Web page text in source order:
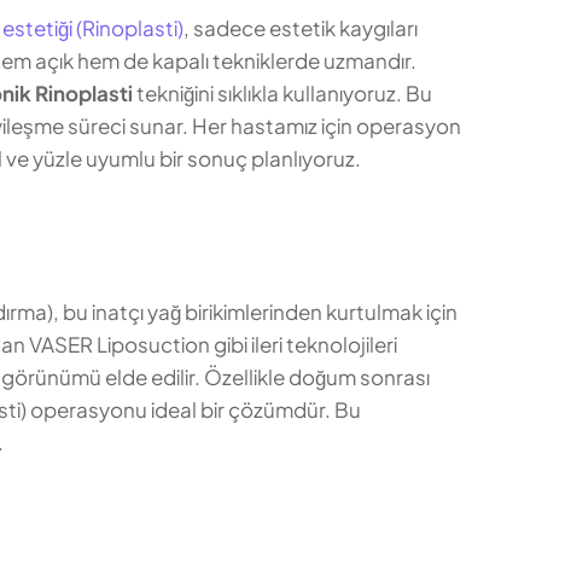
(Rinoplasti), sadece estetik kaygıları
açık hem de kapalı tekniklerde uzmandır.
Rinoplastitekniğini sıklıkla kullanıyoruz. Bu
süreci sunar. Her hastamız için operasyon
yüzle uyumlu bir sonuç planlıyoruz.
bu inatçı yağ birikimlerinden kurtulmak için
VASER Liposuction gibi ileri teknolojileri
elde edilir. Özellikle doğum sonrası
operasyonu ideal bir çözümdür. Bu